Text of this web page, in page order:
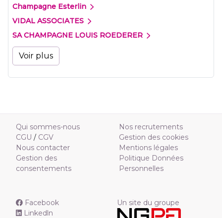
Champagne Esterlin
VIDAL ASSOCIATES
SA CHAMPAGNE LOUIS ROEDERER
Voir plus
Qui sommes-nous
CGU / CGV
Nous contacter
Gestion des
consentements
Nos recrutements
Gestion des cookies
Mentions légales
Politique Données
Personnelles
Facebook
Linkedln
Un site du groupe